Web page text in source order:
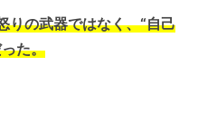
りの武器ではなく、“自己
た。